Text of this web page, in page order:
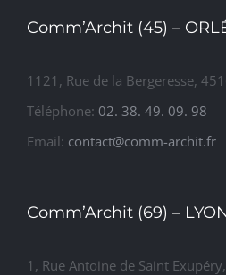
Comm’Archit (45) –
1121, Rue de la Bergeresse,
Téléphone: 02. 38. 49. 09. 98
Email: contact@comm-archit.fr
Comm’Archit (69) –
1, Rue Antoine de Saint